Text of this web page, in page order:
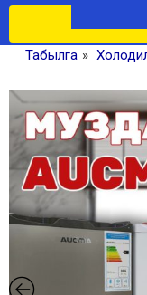
Табылга »